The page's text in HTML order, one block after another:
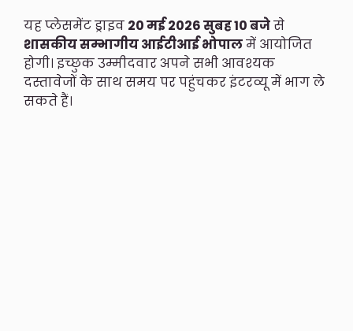
यह प्लेसमेंट ड्राइव 20 मई 2026 सुबह 10 बजेसे
शासकीय सम्भागीय आईटीआई भोपालमें आयोजित
होगी। इच्छुक उम्मीदवार अपने सभी आवश्यक
दस्तावेजों के साथ समय पर पहुंचकर इंटरव्यू में भाग ले
सकते हैं।